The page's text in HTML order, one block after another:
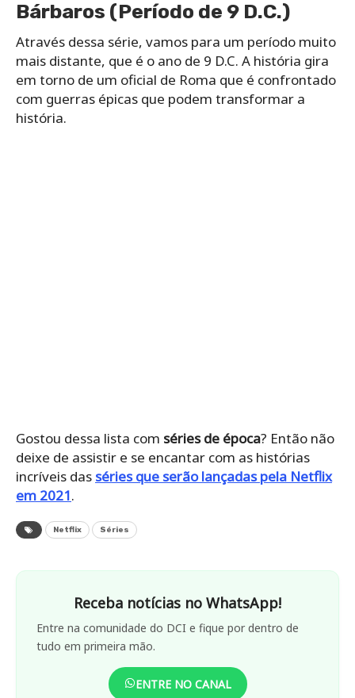
Bárbaros (Período de 9 D.C.)
Através dessa série, vamos para um período muito
mais distante, que é o ano de 9 D.C. A história gira
em torno de um oficial de Roma que é confrontado
com guerras épicas que podem transformar a
história.
Gostou dessa lista com séries de época? Então não
deixe de assistir e se encantar com as histórias
incríveis das séries que serão lançadas pela Netflix
em 2021.
Netflix Séries
Receba notícias no WhatsApp!
Entre na comunidade do DCI e fique por dentro de
tudo em primeira mão.
ENTRE NO CANAL